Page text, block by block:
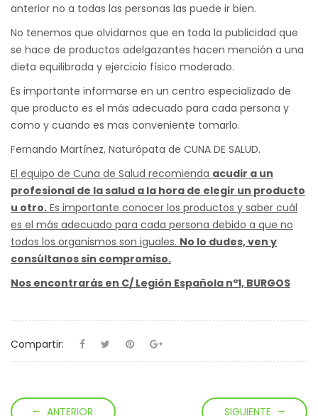
anterior no a todas las personas las puede ir bien.
No tenemos que olvidarnos que en toda la publicidad que
se hace de productos adelgazantes hacen mención a una
dieta equilibrada y ejercicio físico moderado.
Es importante informarse en un centro especializado de
que producto es el más adecuado para cada persona y
como y cuando es mas conveniente tomarlo.
Fernando Martínez, Naturópata de CUNA DE SALUD.
El equipo de Cuna de Salud recomienda acudir a un
profesional de la salud a la hora de elegir un producto
u otro. Es importante conocer los productos y saber cuál
es el más adecuado para cada persona debido a que no
todos los organismos son iguales. No lo dudes, ven y
consúltanos sin compromiso.
Nos encontrarás en C/ Legión Española nº1, BURGOS
Compartir:
ANTERIOR SIGUIENTE